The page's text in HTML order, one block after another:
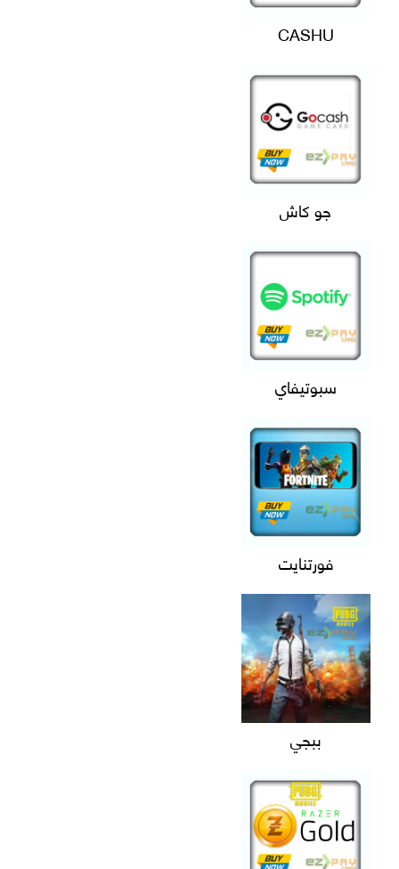
CASHU
جو كاش
سبوتيفاي
فورتنايت
ببجي